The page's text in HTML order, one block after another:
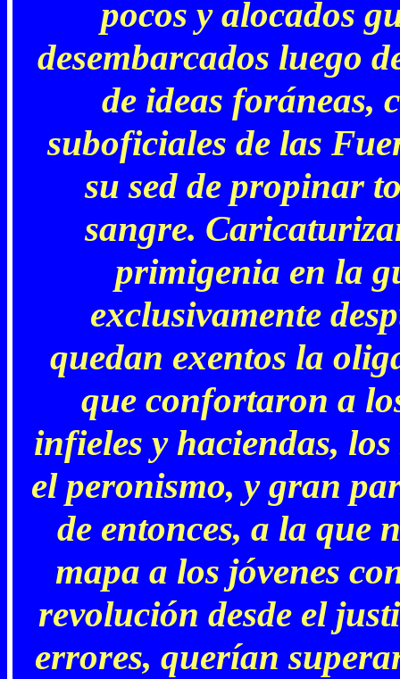
pocos y alocados
desembarcados luego
de ideas foráneas,
suboficiales de las
su sed de propinar
sangre.
primigenia en la
exclusivamente
quedan exentos la
que confortaron a
infieles y haciendas,
el peronismo, y gran
de entonces, a la que
mapa a los jóvenes
revolución desde el
errores, querían